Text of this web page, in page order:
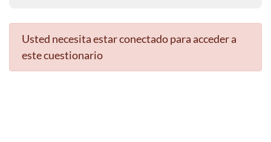
Usted necesita estar conectado para acceder a
este cuestionario